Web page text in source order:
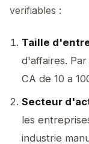
verifiables :
Taille
d'affaires.
CA de 10 a
Secteur
les
industrie